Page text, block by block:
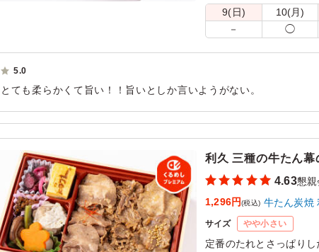
ぜひお楽しみください。
※ニンニクの有・無がお
い。
9(日) 10(月)
－ ◯
5.0
とても柔らかくて旨い！！旨いとしか言いようがない。
ご利用シーン：懇親会›懇親会
利久 三種の牛たん幕
4.63懇親
1,296円(税込) 牛たん炭焼
サイズ やや小さい
定番のたれとさっぱり